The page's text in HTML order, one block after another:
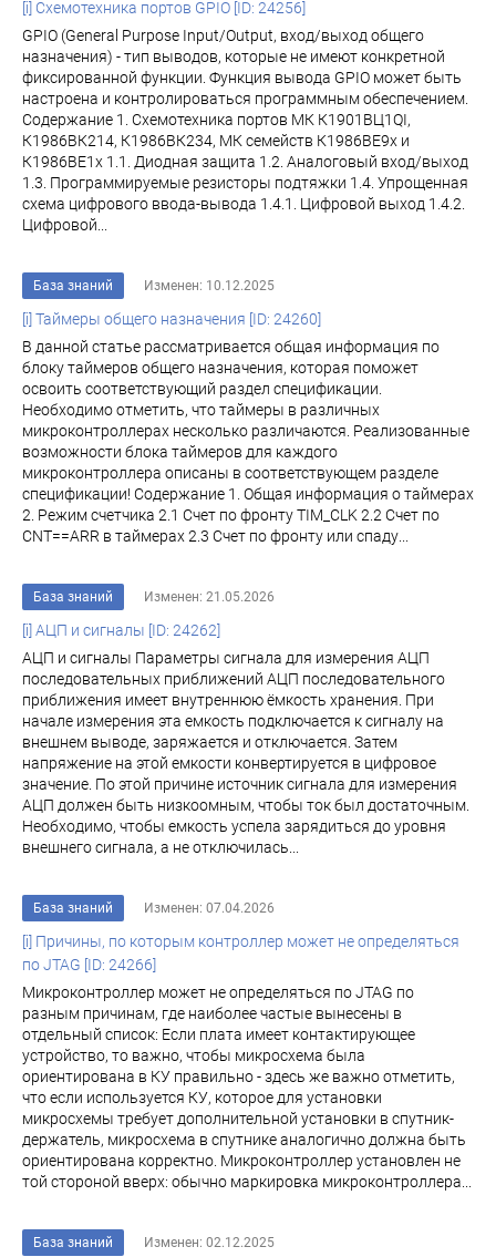
[i] Схемотехника портов GPIO [ID: 24256]
GPIO (General Purpose Input/Output, вход/выход общего
назначения) - тип выводов, которые не имеют конкретной
фиксированной функции. Функция вывода GPIO может быть
настроена и контролироваться программным обеспечением.
Содержание 1. Схемотехника портов МК К1901ВЦ1QI,
К1986ВК214, К1986ВК234, МК семейств К1986ВЕ9x и
К1986ВЕ1x 1.1. Диодная защита 1.2. Аналоговый вход/выход
1.3. Программируемые резисторы подтяжки 1.4. Упрощенная
схема цифрового ввода-вывода 1.4.1. Цифровой выход 1.4.2.
Цифровой...
База знаний Изменен: 10.12.2025
[i] Таймеры общего назначения [ID: 24260]
В данной статье рассматривается общая информация по
блоку таймеров общего назначения, которая поможет
освоить соответствующий раздел спецификации.
Необходимо отметить, что таймеры в различных
микроконтроллерах несколько различаются. Реализованные
возможности блока таймеров для каждого
микроконтроллера описаны в соответствующем разделе
спецификации! Содержание 1. Общая информация о таймерах
2. Режим счетчика 2.1 Счет по фронту TIM_CLK 2.2 Счет по
CNT==ARR в таймерах 2.3 Счет по фронту или спаду...
База знаний Изменен: 21.05.2026
[i] АЦП и сигналы [ID: 24262]
АЦП и сигналы Параметры сигнала для измерения АЦП
последовательных приближений АЦП последовательного
приближения имеет внутреннюю ёмкость хранения. При
начале измерения эта емкость подключается к сигналу на
внешнем выводе, заряжается и отключается. Затем
напряжение на этой емкости конвертируется в цифровое
значение. По этой причине источник сигнала для измерения
АЦП должен быть низкоомным, чтобы ток был достаточным.
Необходимо, чтобы емкость успела зарядиться до уровня
внешнего сигнала, а не отключилась...
База знаний Изменен: 07.04.2026
[i] Причины, по которым контроллер может не определяться
по JTAG [ID: 24266]
Микроконтроллер может не определяться по JTAG по
разным причинам, где наиболее частые вынесены в
отдельный список: Если плата имеет контактирующее
устройство, то важно, чтобы микросхема была
ориентирована в КУ правильно - здесь же важно отметить,
что если используется КУ, которое для установки
микросхемы требует дополнительной установки в спутник-
держатель, микросхема в спутнике аналогично должна быть
ориентирована корректно. Микроконтроллер установлен не
той стороной вверх: обычно маркировка микроконтроллера...
База знаний Изменен: 02.12.2025